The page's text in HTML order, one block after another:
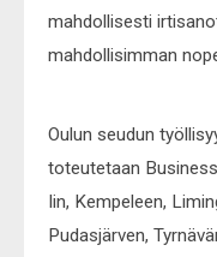
mahdollisesti
mahdollisimman
Oulun seudun
toteutetaan
Iin, Kempeleen,
Pudasjärven,